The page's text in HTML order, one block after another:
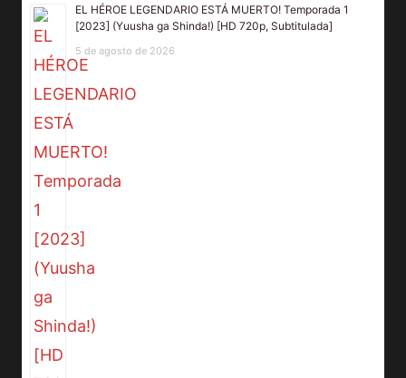
EL HÉROE LEGENDARIO ESTÁ MUERTO! Temporada 1
[2023] (Yuusha ga Shinda!) [HD 720p, Subtitulada]
5 de agosto de 2026